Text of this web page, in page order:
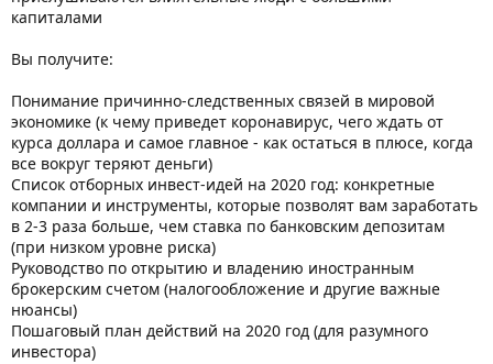
капиталами
Вы получите:
Понимание причинно-следственных связей в мировой
экономике (к чему приведет коронавирус, чего ждать от
курса доллара и самое главное - как остаться в плюсе, когда
все вокруг теряют деньги)
Список отборных инвест-идей на 2020 год: конкретные
компании и инструменты, которые позволят вам заработать
в 2-3 раза больше, чем ставка по банковским депозитам
(при низком уровне риска)
Руководство по открытию и владению иностранным
брокерским счетом (налогообложение и другие важные
нюансы)
Пошаговый план действий на 2020 год (для разумного
инвестора)